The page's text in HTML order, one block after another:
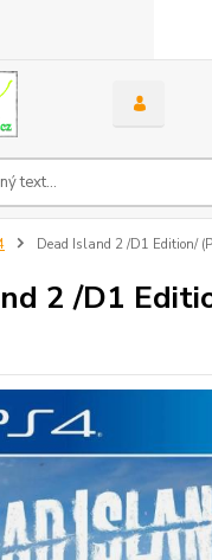
Dead Island 2 /D1 Edition/
2 /D1